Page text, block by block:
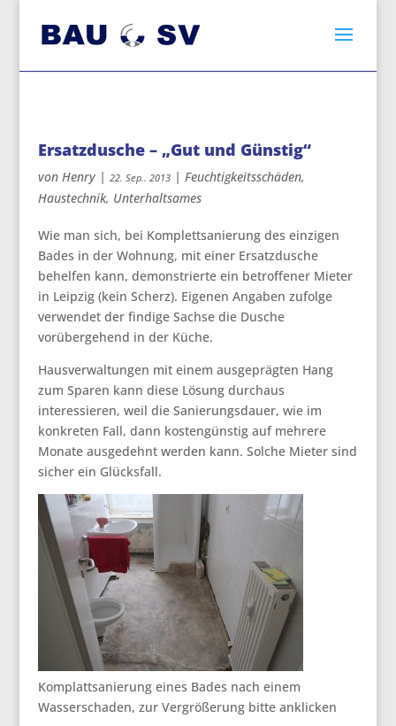
Ersatzdusche – „Gut und Günstig“
von Henry| 22. Sep.. 2013| Feuchtigkeitsschäden,
Haustechnik, Unterhaltsames
Wie man sich, bei Komplettsanierung des einzigen
Bades in der Wohnung, mit einer Ersatzdusche
behelfen kann, demonstrierte ein betroffener Mieter
in Leipzig (kein Scherz). Eigenen Angaben zufolge
verwendet der findige Sachse die Dusche
vorübergehend in der Küche.
Hausverwaltungen mit einem ausgeprägten Hang
zum Sparen kann diese Lösung durchaus
interessieren, weil die Sanierungsdauer, wie im
konkreten Fall, dann kostengünstig auf mehrere
Monate ausgedehnt werden kann. Solche Mieter sind
sicher ein Glücksfall.
Komplattsanierung eines Bades nach einem
Wasserschaden, zur Vergrößerung bitte anklicken